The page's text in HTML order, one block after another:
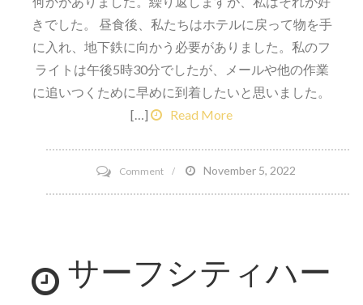
きでした。 昼食後、私たちはホテルに戻って物を手
に入れ、地下鉄に向かう必要がありました。私のフ
ライトは午後5時30分でしたが、メールや他の作業
に追いつくために早めに到着したいと思いました。
[…]
Read More
Commenton
シ
16
November 5, 2022
サーフシティハー